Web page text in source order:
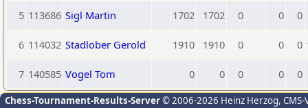
5 113686 Sigl Martin 1702 1702 0 0 0
6 114032 Stadlober Gerold 1910 1910 0 0 0
7 140585 Vogel Tom 0 0 0 0 0
Chess-Tournament-Results-Server© 2006-2026 Heinz Herzog,